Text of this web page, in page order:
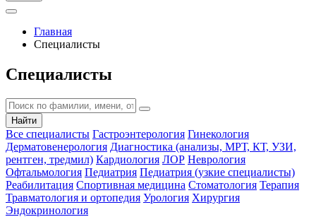
Главная
Специалисты
Специалисты
Найти
Все специалисты Гастроэнтерология Гинекология
Дерматовенерология Диагностика (анализы, МРТ, КТ, УЗИ,
рентген, тредмил) Кардиология ЛОР Неврология
Офтальмология Педиатрия Педиатрия (узкие специалисты)
Реабилитация Спортивная медицина Стоматология Терапия
Травматология и ортопедия Урология Хирургия
Эндокринология